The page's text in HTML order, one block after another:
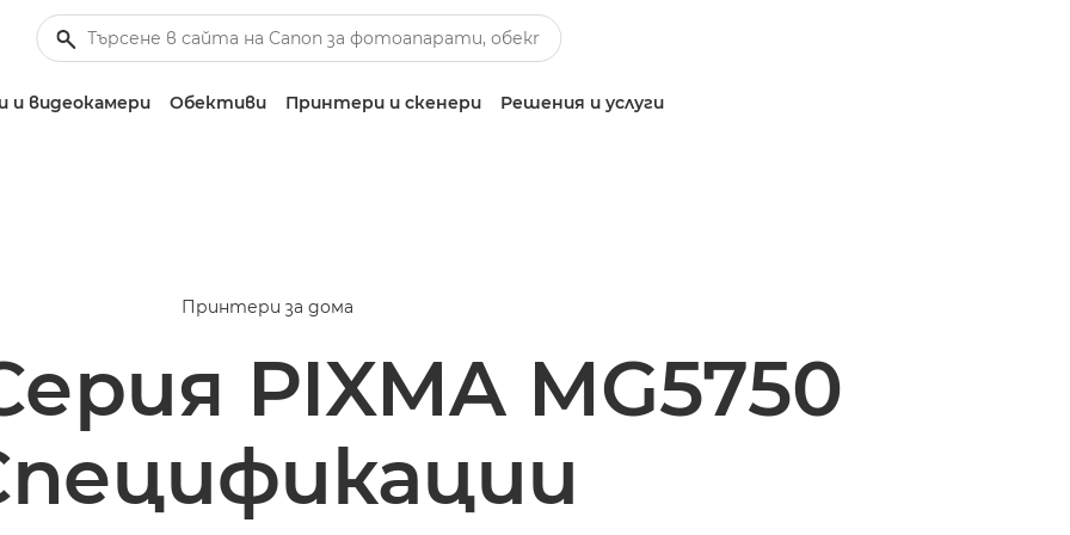
видеокамери Обективи Принтери и скенери Решения и услуги
Принтери за дома
PIXMA MG5750